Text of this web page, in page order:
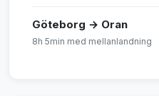
Göteborg → Oran
8h 5min med mellanlandning